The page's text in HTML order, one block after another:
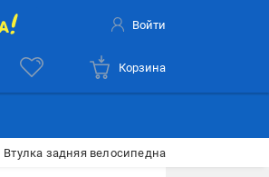
Войти
Корзина
Втулка задняя велосипедная Quando KT-